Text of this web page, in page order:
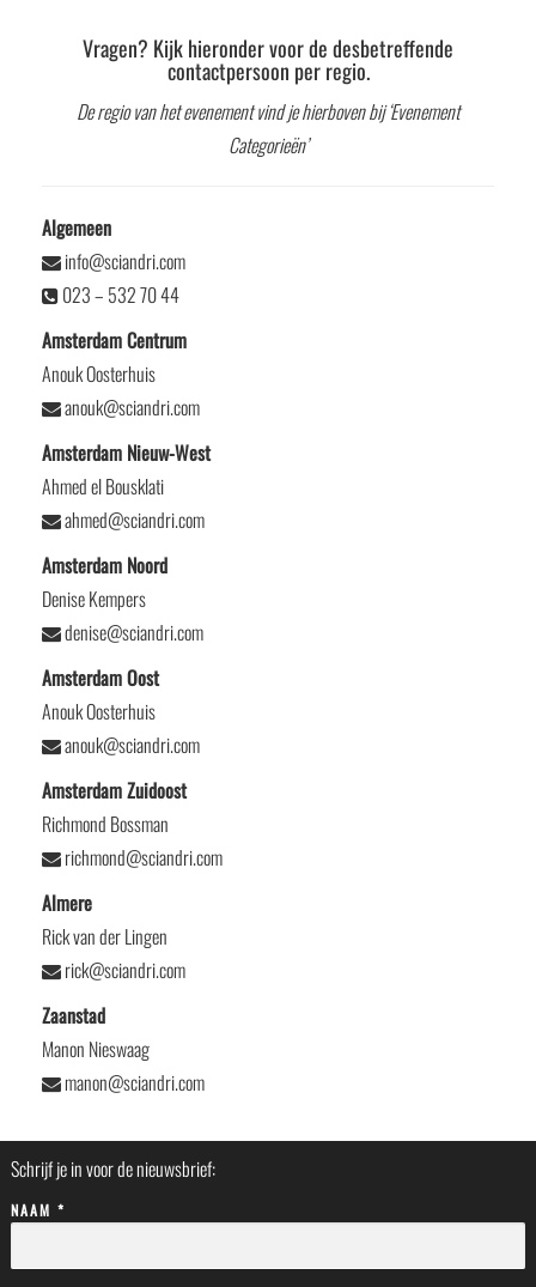
Vragen? Kijk hieronder voor de desbetreffende
contactpersoon per regio.
De regio van het evenement vind je hierboven bij ‘Evenement
Categorieën’
Algemeen
info@sciandri.com
023 – 532 70 44
Amsterdam Centrum
Anouk Oosterhuis
anouk@sciandri.com
Amsterdam Nieuw-West
Ahmed el Bousklati
ahmed@sciandri.com
Amsterdam Noord
Denise Kempers
denise@sciandri.com
Amsterdam Oost
Anouk Oosterhuis
anouk@sciandri.com
Amsterdam Zuidoost
Richmond Bossman
richmond@sciandri.com
Almere
Rick van der Lingen
rick@sciandri.com
Zaanstad
Manon Nieswaag
manon@sciandri.com
Schrijf je in voor de nieuwsbrief:
NAAM *